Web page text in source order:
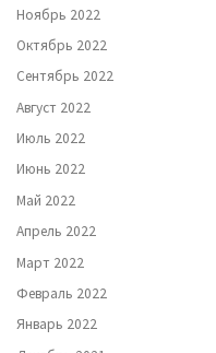
Ноябрь 2022
Октябрь 2022
Сентябрь 2022
Август 2022
Июль 2022
Июнь 2022
Май 2022
Апрель 2022
Март 2022
Февраль 2022
Январь 2022